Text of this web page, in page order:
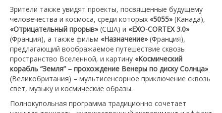
Зрители также увидят проекты, посвященные будущему
человечества и космоса, среди которых «5055» (Канада),
«Отрицательный прорыв» (США) и «EXO-CORTEX 3.0»
(Франция), а также фильм «Назначение» (Франция),
предлагающий воображаемое путешествие сквозь
пространство Вселенной, и картину «Космический
корабль “Земля” – прохождение Венеры по диску Солнца»
(Великобритания) – мультисенсорное приключение сквозь
свет, музыку и космические образы.
Полнокупольная программа традиционно сочетает